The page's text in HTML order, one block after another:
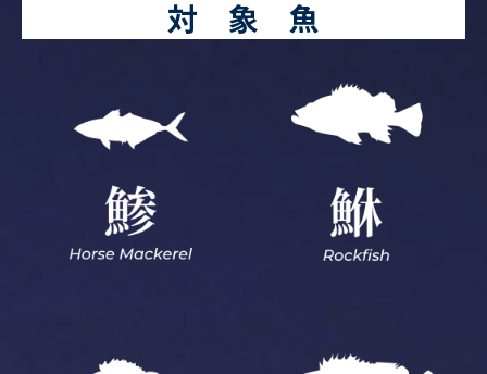
対 象 魚